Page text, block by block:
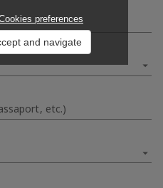
etc.)
preferences
and navigate